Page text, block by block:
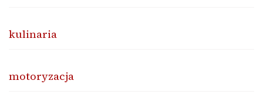
kulinaria
motoryzacja